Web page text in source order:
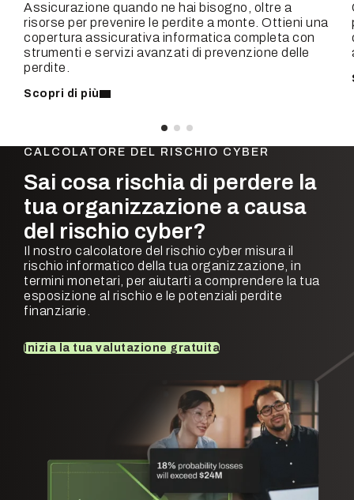
Assicurazione quando ne hai bisogno, oltre a
risorse per prevenire le perdite a monte. Ottieni una
copertura assicurativa informatica completa con
strumenti e servizi avanzati di prevenzione delle
perdite.
Scopri di più
CALCOLATORE DEL RISCHIO CYBER
Sai cosa rischia di perdere la
tua organizzazione a causa
del rischio cyber?
Il nostro calcolatore del rischio cyber misura il
rischio informatico della tua organizzazione, in
termini monetari, per aiutarti a comprendere la tua
esposizione al rischio e le potenziali perdite
finanziarie.
Inizia la tua valutazione gratuita